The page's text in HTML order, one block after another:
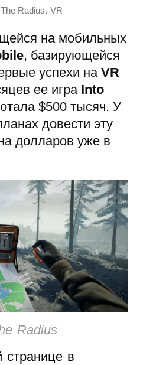
The Radius, VR
на мобильных
, базирующейся
успехи на VR
ее игра Into
$500 тысяч. У
довести эту
долларов уже в
Radius
в